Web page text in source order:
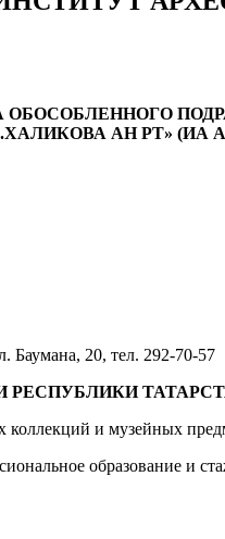
АН РТ» (ИА
Баумана, 20, тел. 292-70-57
коллекций и музейных
образование и